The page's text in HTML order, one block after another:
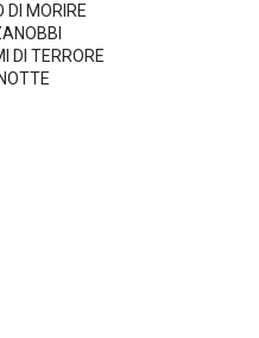
DI MORIRE
DI TERRORE